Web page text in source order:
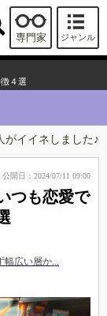
ジャンル
専門家
４選
がイイネしました♪
公開日：2024/07/11 09:00
つも恋愛で
幅広い層か...